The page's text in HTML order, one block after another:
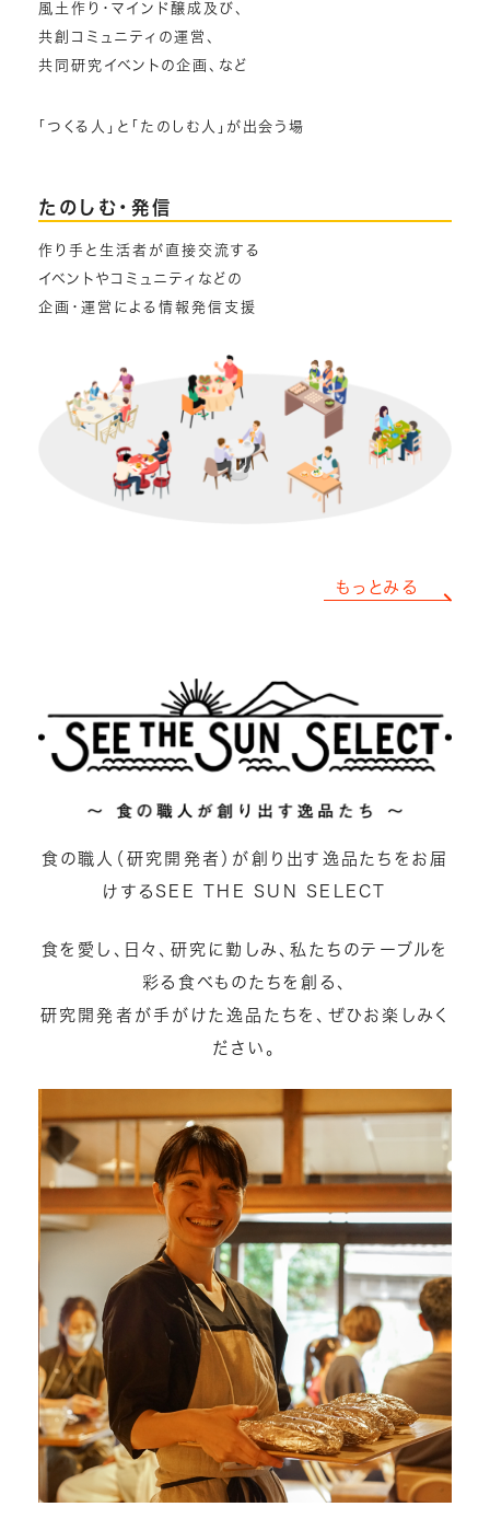
風土作り・マインド醸成及び、
共創コミュニティの運営、
共同研究イベントの企画、など
「つくる人」と「たのしむ人」が出会う場
たのしむ・発信
作り手と生活者が直接交流する
イベントやコミュニティなどの
企画・運営による情報発信支援
もっとみる
食の職人（研究開発者）が創り出す逸品たちをお届
けするSEE THE SUN SELECT
食を愛し、日々、研究に勤しみ、私たちのテーブルを
彩る食べものたちを創る、
研究開発者が手がけた逸品たちを、ぜひお楽しみく
ださい。